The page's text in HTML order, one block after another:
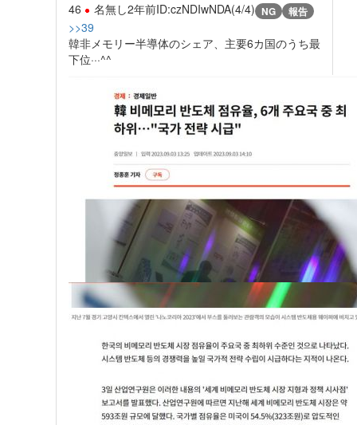
46 名無し2年前ID:czNDIwNDA(4/4) NG 報告
>>39
韓非メモリー半導体のシェア、主要6カ国のうち最
下位···^^